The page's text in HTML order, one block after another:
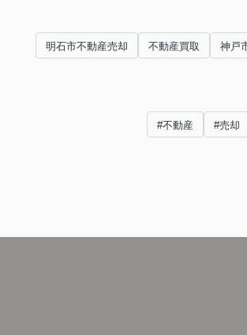
明石市不動産売却 不動産買取 神戸
#不動産 #売却